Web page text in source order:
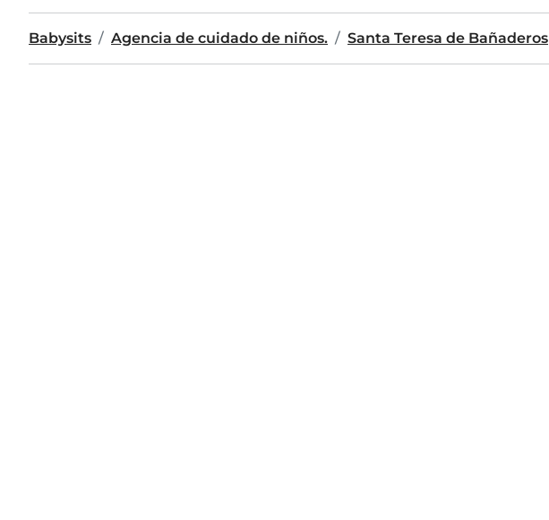
Babysits Agencia de cuidado de niños. Santa Teresa de Bañaderos